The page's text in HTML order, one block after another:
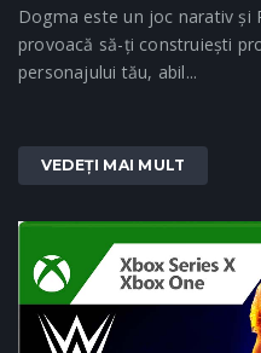
Dogma este un joc narativ și
provoacă să-ți construiești
personajului tău, abil...
VEDEȚI MAI MULT